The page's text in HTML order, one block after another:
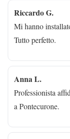
Riccardo G.
Mi hanno
Tutto perfetto.
Anna L.
Professionista
a Pontecurone.